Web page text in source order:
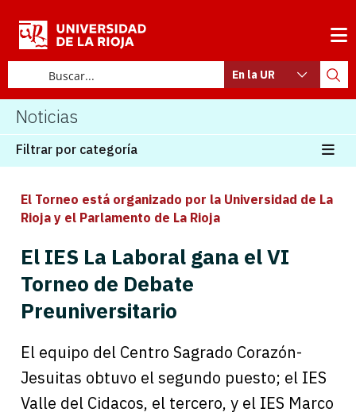
En la UR
Noticias
Filtrar por categoría
El Torneo está organizado por la Universidad de La
Rioja y el Parlamento de La Rioja
El IES La Laboral gana el VI
Torneo de Debate
Preuniversitario
El equipo del Centro Sagrado Corazón-
Jesuitas obtuvo el segundo puesto; el IES
Valle del Cidacos, el tercero, y el IES Marco